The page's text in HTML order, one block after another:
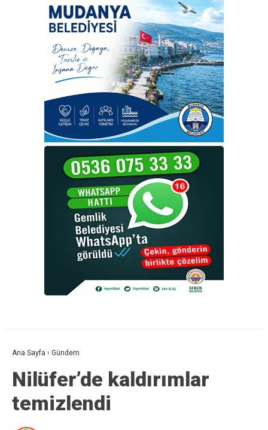
Ana Sayfa › Gündem
Nilüfer’de kaldırımlar
temizlendi